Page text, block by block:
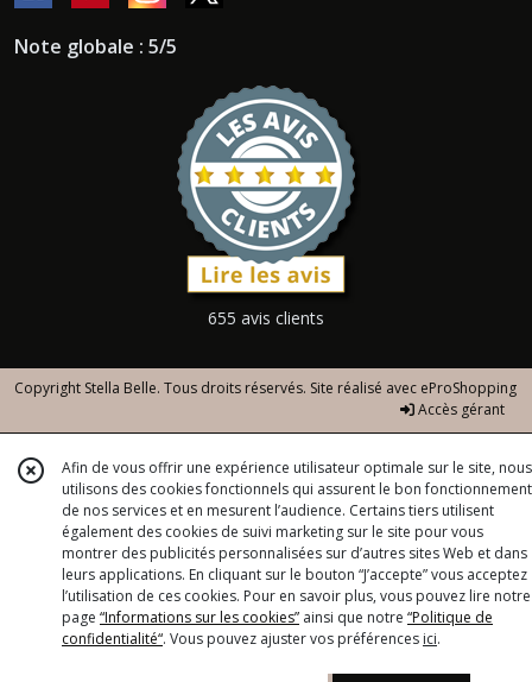
Note globale : 5/5
655 avis clients
Copyright Stella Belle. Tous droits réservés. Site réalisé avec eProShopping
Accès gérant
Afin de vous offrir une expérience utilisateur optimale sur le site, nous
utilisons des cookies fonctionnels qui assurent le bon fonctionnement
de nos services et en mesurent l’audience. Certains tiers utilisent
également des cookies de suivi marketing sur le site pour vous
montrer des publicités personnalisées sur d’autres sites Web et dans
leurs applications. En cliquant sur le bouton “J’accepte” vous acceptez
l’utilisation de ces cookies. Pour en savoir plus, vous pouvez lire notre
page “Informations sur les cookies” ainsi que notre “Politique de
confidentialité“. Vous pouvez ajuster vos préférences ici.